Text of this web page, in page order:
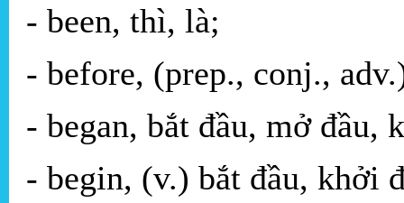
- been, thì, là;
- before, (prep., conj.,
- began, bắt đầu, mở đầu,
- begin, (v.) bắt đầu, khởi